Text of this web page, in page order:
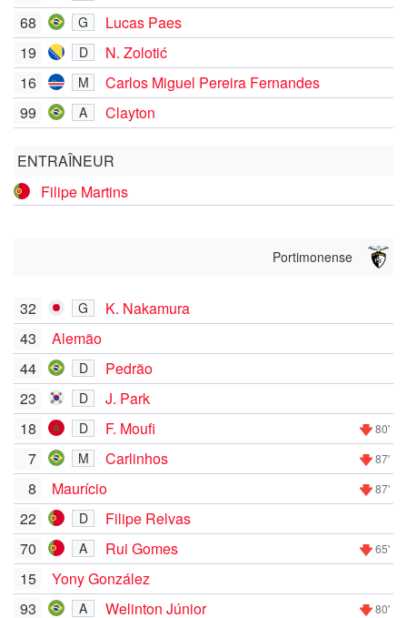
68 G
Lucas Paes
19
D
N. Zolotić
16
M
Carlos Miguel Pereira Fernandes
99
A Clayton
ENTRAÎNEUR
Filipe Martins
Portimonense
32 G
K. Nakamura
43
Alemão
44
D
Pedrão
23
D
J. Park
18
D F. Moufi 80'
7 M Carlinhos 87'
8 Maurício 87'
22 D
Filipe Relvas
70
A Rui Gomes 65'
15
Yony González
93
A Welinton Júnior 80'